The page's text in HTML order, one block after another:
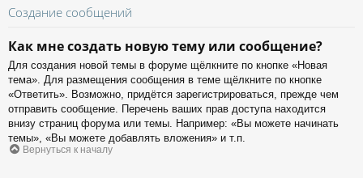
Создание сообщений
Как мне создать новую тему или сообщение?
Для создания новой темы в форуме щёлкните по кнопке «Новая
тема». Для размещения сообщения в теме щёлкните по кнопке
«Ответить». Возможно, придётся зарегистрироваться, прежде чем
отправить сообщение. Перечень ваших прав доступа находится
внизу страниц форума или темы. Например: «Вы можете начинать
темы», «Вы можете добавлять вложения» и т.п.
Вернуться к началу